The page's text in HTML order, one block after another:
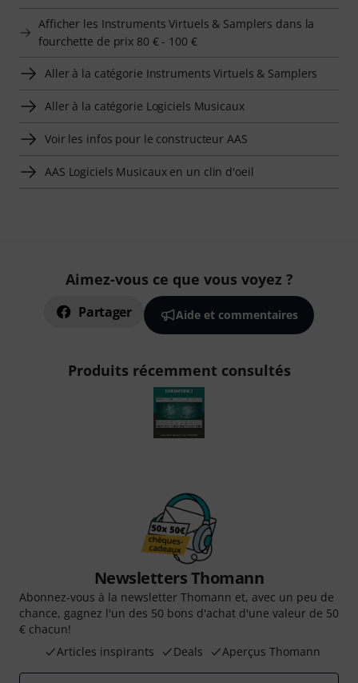
Afficher les Instruments Virtuels & Samplers dans la
fourchette de prix 80 € - 100 €
Aller à la catégorie Instruments Virtuels & Samplers
Aller à la catégorie Logiciels Musicaux
Voir les infos pour le constructeur AAS
AAS Logiciels Musicaux en un clin d'oeil
Aimez-vous ce que vous voyez ?
Partager Aide et commentaires
Produits récemment consultés
Newsletters Thomann
Abonnez-vous à la newsletter Thomann et, avec un peu de
chance, gagnez l'un des 50 bons d'achat d'une valeur de 50
€ chacun!
Articles inspirants
Deals Aperçus Thomann